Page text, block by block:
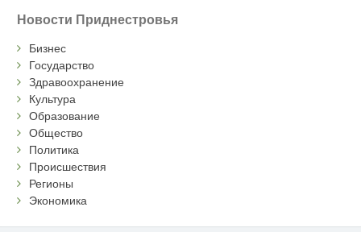
Новости Приднестровья
Бизнес
Государство
Здравоохранение
Культура
Образование
Общество
Политика
Происшествия
Регионы
Экономика